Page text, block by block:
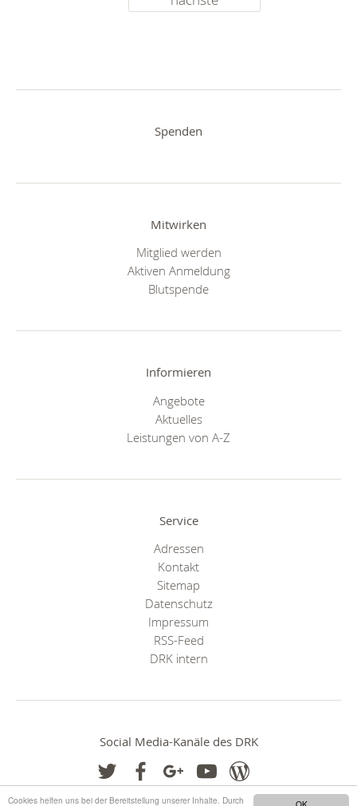
Cookies helfen uns bei der Bereitstellung unserer Inhalte. Durch
Spenden
Mitwirken
Mitglied werden
Aktiven Anmeldung
Blutspende
Informieren
Angebote
Aktuelles
Leistungen von A-Z
Service
Adressen
Kontakt
Sitemap
Datenschutz
Impressum
RSS-Feed
DRK intern
Social Media-Kanäle des DRK